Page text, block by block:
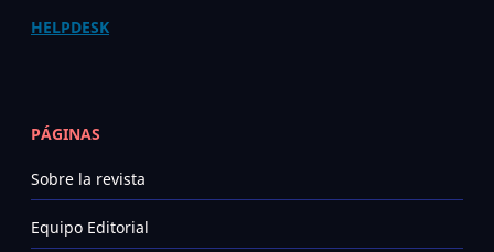
HELPDESK
PÁGINAS
Sobre la revista
Equipo Editorial